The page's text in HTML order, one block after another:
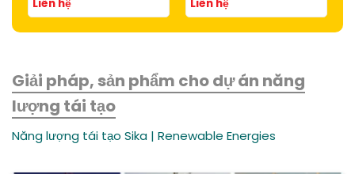
thành phần đóng rắn
nhanh dùng với
SikaFast®-3081 N (Part
Liên hệ
thành phần đóng rắn
nhanh (dùng với
SikaFast®-3081 N Part B)
Liên hệ
Giải pháp, sản phẩm cho dự án năng
lượng tái tạo
Năng lượng tái tạo Sika | Renewable Energies